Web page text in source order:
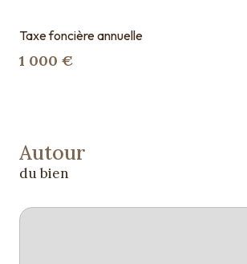
Taxe foncière annuelle
1 000 €
Autour
du bien